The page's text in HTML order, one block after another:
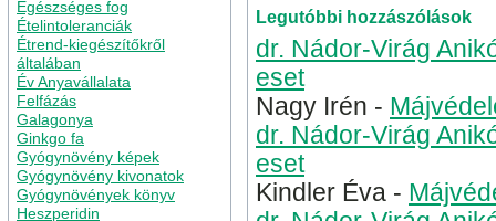
Egészséges fog
Ételintoleranciák
Étrend-kiegészítőkről
általában
Év Anyavállalata
Felfázás
Galagonya
Ginkgo fa
Gyógynövény képek
Gyógynövény kivonatok
Gyógynövények könyv
Heszperidin
Legutóbbi hozzászólások
dr. Nádor-Virág
eset
Nagy Irén -
dr. Nádor-Virág
eset
Kindler Éva -